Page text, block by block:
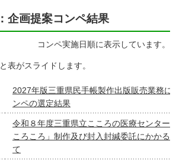
企画提案コンペ結果
コンペ実施日順に表示しています。
表がスライドします。
2027年版三重県民手帳製作出版販売業務に
ンペの選定結果
令和８年度三重県立こころの医療センター
ころころ」制作及び封入封緘委託にかかる
て